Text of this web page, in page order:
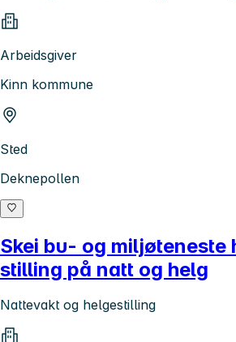
Arbeidsgiver
Kinn kommune
Sted
Deknepollen
Skei bu- og miljøteneste
stilling på natt og helg
Nattevakt og helgestilling